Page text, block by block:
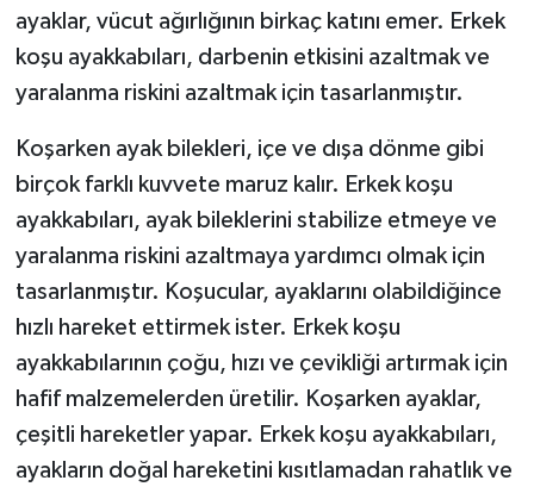
ayaklar, vücut ağırlığının birkaç katını emer. Erkek
koşu ayakkabıları, darbenin etkisini azaltmak ve
yaralanma riskini azaltmak için tasarlanmıştır.
Koşarken ayak bilekleri, içe ve dışa dönme gibi
birçok farklı kuvvete maruz kalır. Erkek koşu
ayakkabıları, ayak bileklerini stabilize etmeye ve
yaralanma riskini azaltmaya yardımcı olmak için
tasarlanmıştır. Koşucular, ayaklarını olabildiğince
hızlı hareket ettirmek ister. Erkek koşu
ayakkabılarının çoğu, hızı ve çevikliği artırmak için
hafif malzemelerden üretilir. Koşarken ayaklar,
çeşitli hareketler yapar. Erkek koşu ayakkabıları,
ayakların doğal hareketini kısıtlamadan rahatlık ve